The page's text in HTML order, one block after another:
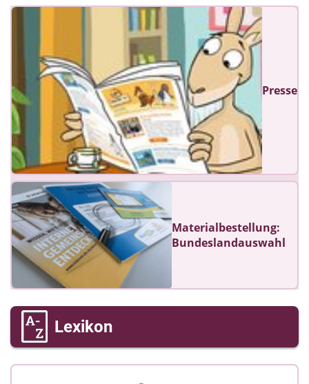
Presse
Materialbestellung:
Bundeslandauswahl
Lexikon